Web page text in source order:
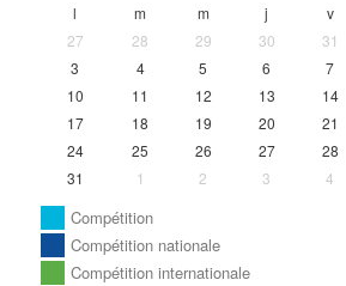
l m m j v
27
28 29 30 31
3
4 5 6 7
10
11 12 13 14
17
18 19 20 21
24
25 26 27 28
31
1 2 3 4
Compétition
Compétition nationale
Compétition internationale